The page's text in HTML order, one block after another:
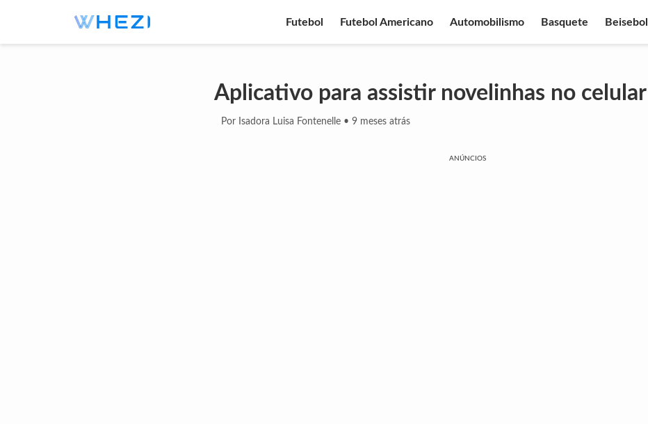
Futebol Futebol Americano Automobilismo Basquete Beisebol
Aplicativo para assistir novelinhas no celular
Por Isadora Luisa Fontenelle • 9 meses atrás
ANÚNCIOS